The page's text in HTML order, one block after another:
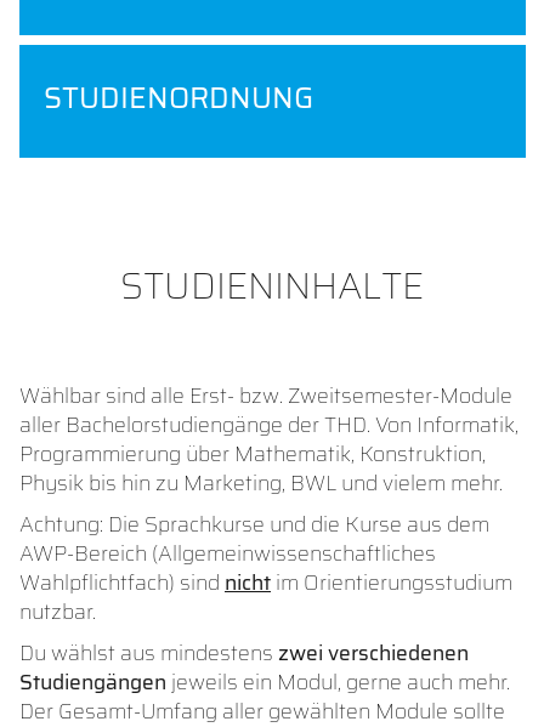
STUDIENORDNUNG
STUDIENINHALTE
Wählbar sind alle Erst- bzw. Zweitsemester-Module
aller Bachelorstudiengänge der THD. Von Informatik,
Programmierung über Mathematik, Konstruktion,
Physik bis hin zu Marketing, BWL und vielem mehr.
Achtung: Die Sprachkurse und die Kurse aus dem
AWP-Bereich (Allgemeinwissenschaftliches
Wahlpflichtfach) sindnichtim Orientierungsstudium
nutzbar.
Du wählst aus mindestens zwei verschiedenen
Studiengängen jeweils ein Modul, gerne auch mehr.
Der Gesamt-Umfang aller gewählten Module sollte